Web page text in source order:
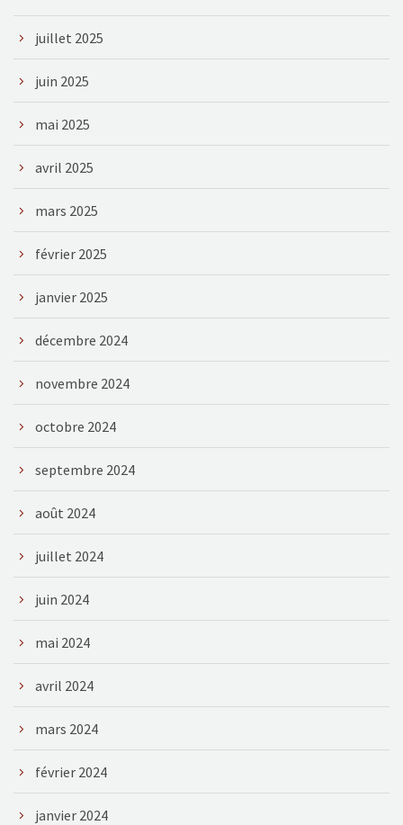
juillet 2025
juin 2025
mai 2025
avril 2025
mars 2025
février 2025
janvier 2025
décembre 2024
novembre 2024
octobre 2024
septembre 2024
août 2024
juillet 2024
juin 2024
mai 2024
avril 2024
mars 2024
février 2024
janvier 2024